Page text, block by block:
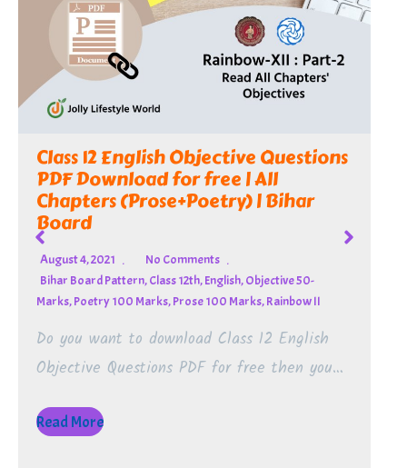
Bihar Board 12th English Objective
Question Only | All Chapters
(Prose+Poetry) | Free of Cost
Bihar Board Pattern,Class 12th,English ,Objective 50-
Marks ,Poetry 100 Marks, Prose 100 Marks,Rainbow II
If you want to read Bihar Board 12th
English Objective Question then you are at…